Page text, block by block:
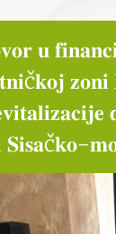
𝐮
𝐒𝐢𝐬𝐚č𝐤𝐨-